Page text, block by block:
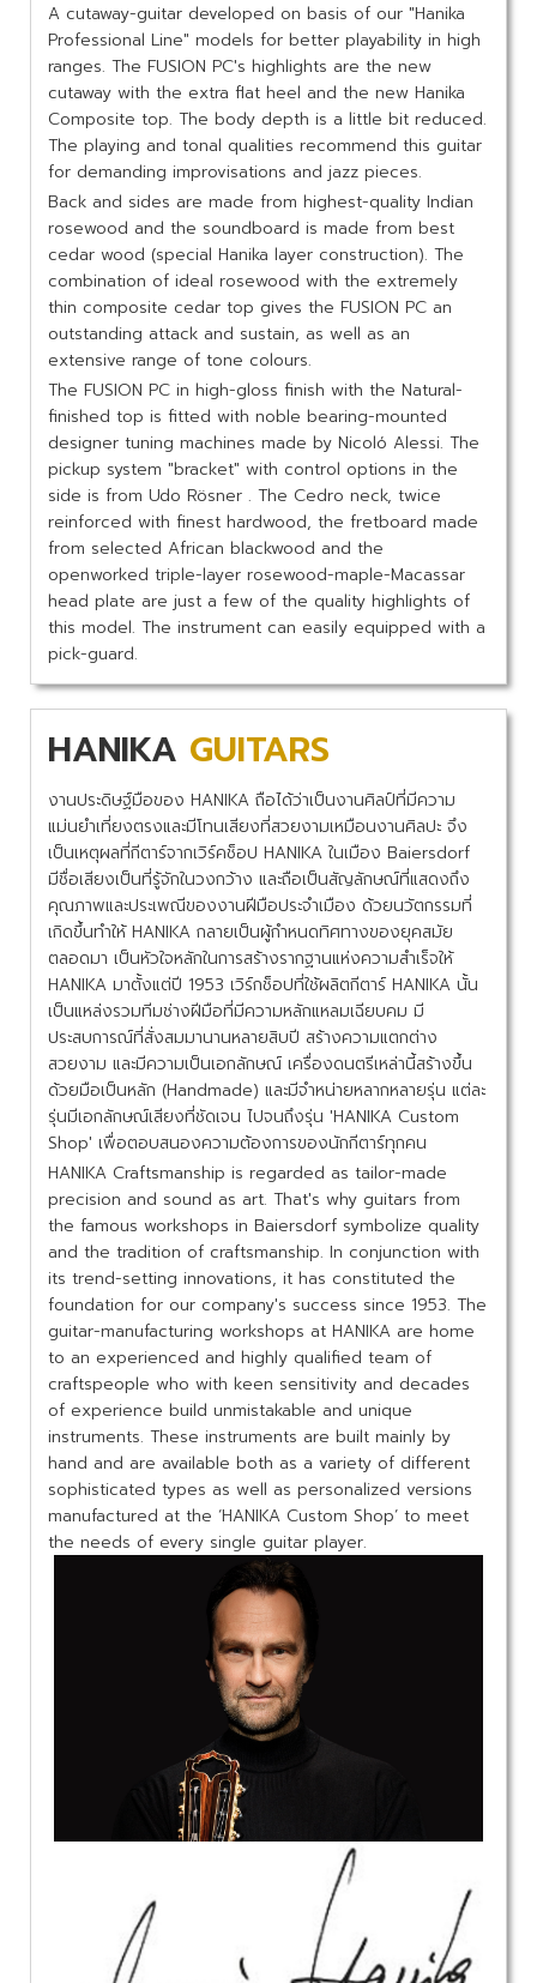
A cutaway-guitar developed on basis of our "Hanika
Professional Line" models for better playability in high
ranges. The FUSION PC's highlights are the new
cutaway with the extra flat heel and the new Hanika
Composite top. The body depth is a little bit reduced.
The playing and tonal qualities recommend this guitar
for demanding improvisations and jazz pieces.
Back and sides are made from highest-quality Indian
rosewood and the soundboard is made from best
cedar wood (special Hanika layer construction). The
combination of ideal rosewood with the extremely
thin composite cedar top gives the FUSION PC an
outstanding attack and sustain, as well as an
extensive range of tone colours.
The FUSION PC in high-gloss finish with the Natural-
finished top is fitted with noble bearing-mounted
designer tuning machines made by Nicoló Alessi. The
pickup system "bracket" with control options in the
side is from Udo Rösner . The Cedro neck, twice
reinforced with finest hardwood, the fretboard made
from selected African blackwood and the
openworked triple-layer rosewood-maple-Macassar
head plate are just a few of the quality highlights of
this model. The instrument can easily equipped with a
pick-guard.
HANIKA GUITARS
งานประดิษฐ์มือของ HANIKA ถือได้ว่าเป็นงานศิลป์ที่มีความ
แม่นยำเที่ยงตรงและมีโทนเสียงที่สวยงามเหมือนงานศิลปะ จึง
เป็นเหตุผลที่กีตาร์จากเวิร์คช็อป HANIKA ในเมือง Baiersdorf
มีชื่อเสียงเป็นที่รู้จักในวงกว้าง และถือเป็นสัญลักษณ์ที่แสดงถึง
คุณภาพและประเพณีของงานฝีมือประจำเมือง ด้วยนวัตกรรมที่
เกิดขึ้นทำให้ HANIKA กลายเป็นผู้กำหนดทิศทางของยุคสมัย
ตลอดมา เป็นหัวใจหลักในการสร้างรากฐานแห่งความสำเร็จให้
HANIKA มาตั้งแต่ปี 1953 เวิร์กช็อปที่ใช้ผลิตกีตาร์ HANIKA นั้น
เป็นแหล่งรวมทีมช่างฝีมือที่มีความหลักแหลมเฉียบคม มี
ประสบการณ์ที่สั่งสมมานานหลายสิบปี สร้างความแตกต่าง
สวยงาม และมีความเป็นเอกลักษณ์ เครื่องดนตรีเหล่านี้สร้างขึ้น
ด้วยมือเป็นหลัก (Handmade) และมีจำหน่ายหลากหลายรุ่น แต่ละ
รุ่นมีเอกลักษณ์เสียงที่ชัดเจน ไปจนถึงรุ่น 'HANIKA Custom
Shop' เพื่อตอบสนองความต้องการของนักกีตาร์ทุกคน
HANIKA Craftsmanship is regarded as tailor-made
precision and sound as art. That's why guitars from
the famous workshops in Baiersdorf symbolize quality
and the tradition of craftsmanship. In conjunction with
its trend-setting innovations, it has constituted the
foundation for our company's success since 1953. The
guitar-manufacturing workshops at HANIKA are home
to an experienced and highly qualified team of
craftspeople who with keen sensitivity and decades
of experience build unmistakable and unique
instruments. These instruments are built mainly by
hand and are available both as a variety of different
sophisticated types as well as personalized versions
manufactured at the ‘HANIKA Custom Shop’ to meet
the needs of every single guitar player.